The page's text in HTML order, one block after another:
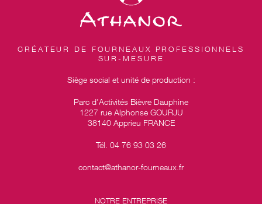
CRÉATEUR DE FOURNEAUX PROFESSIONNELS
SUR-MESURE
Siège social et unité de production :
Parc d’Activités Bièvre Dauphine
1227 rue Alphonse GOURJU
38140 Apprieu FRANCE
Tél. 04 76 93 03 26
contact@athanor-fourneaux.fr
NOTRE ENTREPRISE